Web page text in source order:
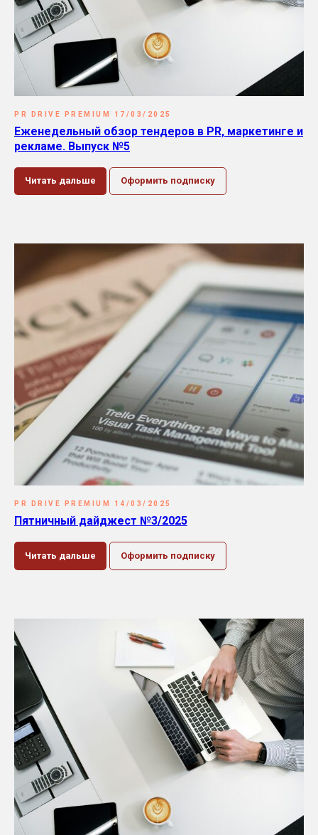
PR DRIVE PREMIUM 17/03/2025
Еженедельный обзор тендеров в PR, маркетинге и
рекламе. Выпуск №5
Читать дальше Оформить подписку
PR DRIVE PREMIUM 14/03/2025
Пятничный дайджест №3/2025
Читать дальше Оформить подписку